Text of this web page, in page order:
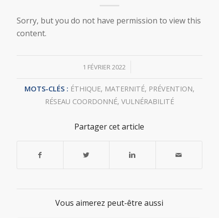
Sorry, but you do not have permission to view this
content.
1 FÉVRIER 2022
/
MOTS-CLÉS : ÉTHIQUE, MATERNITÉ, PRÉVENTION,
RÉSEAU COORDONNÉ, VULNÉRABILITÉ
Partager cet article
Vous aimerez peut-être aussi